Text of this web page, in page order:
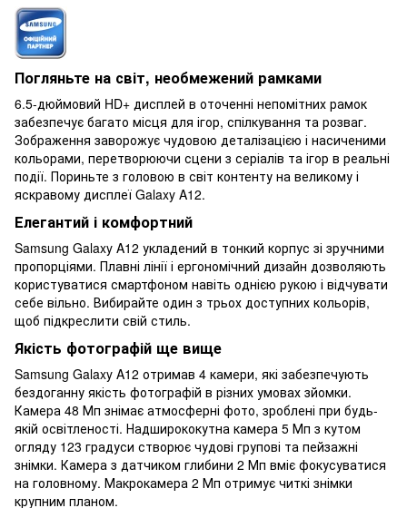
Погляньте на світ, необмежений рамками
6.5-дюймовий HD+ дисплей в оточенні непомітних рамок
забезпечує багато місця для ігор, спілкування та розваг.
Зображення заворожує чудовою деталізацією і насиченими
кольорами, перетворюючи сцени з серіалів та ігор в реальні
події. Пориньте з головою в світ контенту на великому і
яскравому дисплеї Galaxy A12.
Елегантий і комфортний
Samsung Galaxy A12 укладений в тонкий корпус зі зручними
пропорціями. Плавні лінії і ергономічний дизайн дозволяють
користуватися смартфоном навіть однією рукою і відчувати
себе вільно. Вибирайте один з трьох доступних кольорів,
щоб підкреслити свій стиль.
Якість фотографій ще вище
Samsung Galaxy A12 отримав 4 камери, які забезпечують
бездоганну якість фотографій в різних умовах зйомки.
Камера 48 Мп знімає атмосферні фото, зроблені при будь-
якій освітленості. Надширококутна камера 5 Мп з кутом
огляду 123 градуси створює чудові групові та пейзажні
знімки. Камера з датчиком глибини 2 Мп вміє фокусуватися
на головному. Макрокамера 2 Мп отримує читкі знімки
крупним планом.